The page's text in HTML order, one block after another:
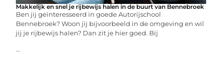
Makkelijk en snel je rijbewijs halen in de buurt van Bennebroek
Ben jij geïnteresseerd in goede Autorijschool
Bennebroek? Woon jij bijvoorbeeld in de omgeving en wil
jij je rijbewijs halen? Dan zit je hier goed. Bij
...